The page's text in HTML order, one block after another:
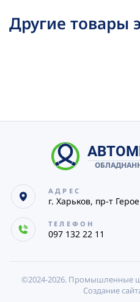
Другие товары
АДРЕС
г. Харьков, пр-т
ТЕЛЕФОН
097 132 22 11
©2024-2026. Промышленные
Создание